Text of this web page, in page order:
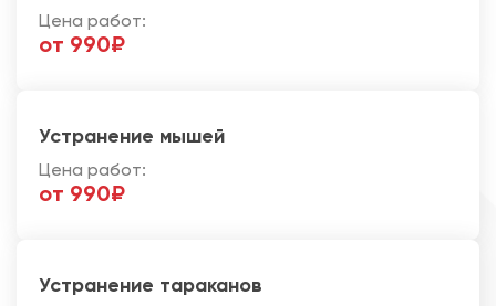
Цена работ:
от 990₽
Устранение мышей
Цена работ:
от 990₽
Устранение тараканов